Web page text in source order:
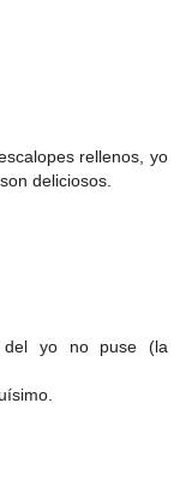
rellenos, yo
deliciosos.
del yo no puse (la